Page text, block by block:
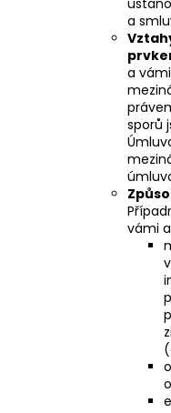
a
a
sporů
vámi
(